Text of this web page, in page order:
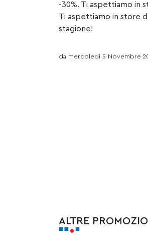
-30%. Ti aspettiamo in
Ti aspettiamo in store
stagione!
da mercoledì 5 Novembre
ALTRE